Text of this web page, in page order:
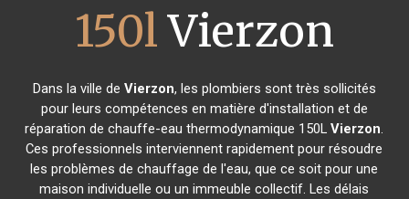
150lVierzon
Dans la ville de Vierzon, les plombiers sont très sollicités
pour leurs compétences en matière d'installation et de
réparation de chauffe-eau thermodynamique 150LVierzon.
Ces professionnels interviennent rapidement pour résoudre
les problèmes de chauffage de l'eau, que ce soit pour une
maison individuelle ou un immeuble collectif. Les délais